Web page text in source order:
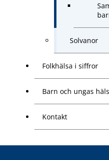
Solvanor
Folkhälsa i siffror
Barn och ungas
Kontakt